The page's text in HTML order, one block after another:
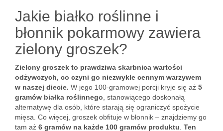
Jakie białko roślinne i
błonnik pokarmowy zawiera
zielony groszek?
Zielony groszek to prawdziwa skarbnica wartości
odżywczych, co czyni go niezwykle cennym warzywem
w naszej diecie. W jego 100-gramowej porcji kryje się aż 5
gramów białka roślinnego , stanowiącego doskonałą
alternatywę dla osób, które starają się ograniczyć spożycie
mięsa. Co więcej, groszek obfituje w błonnik – znajdziemy go
tam aż 6 gramów na każde 100 gramów produktu Ten